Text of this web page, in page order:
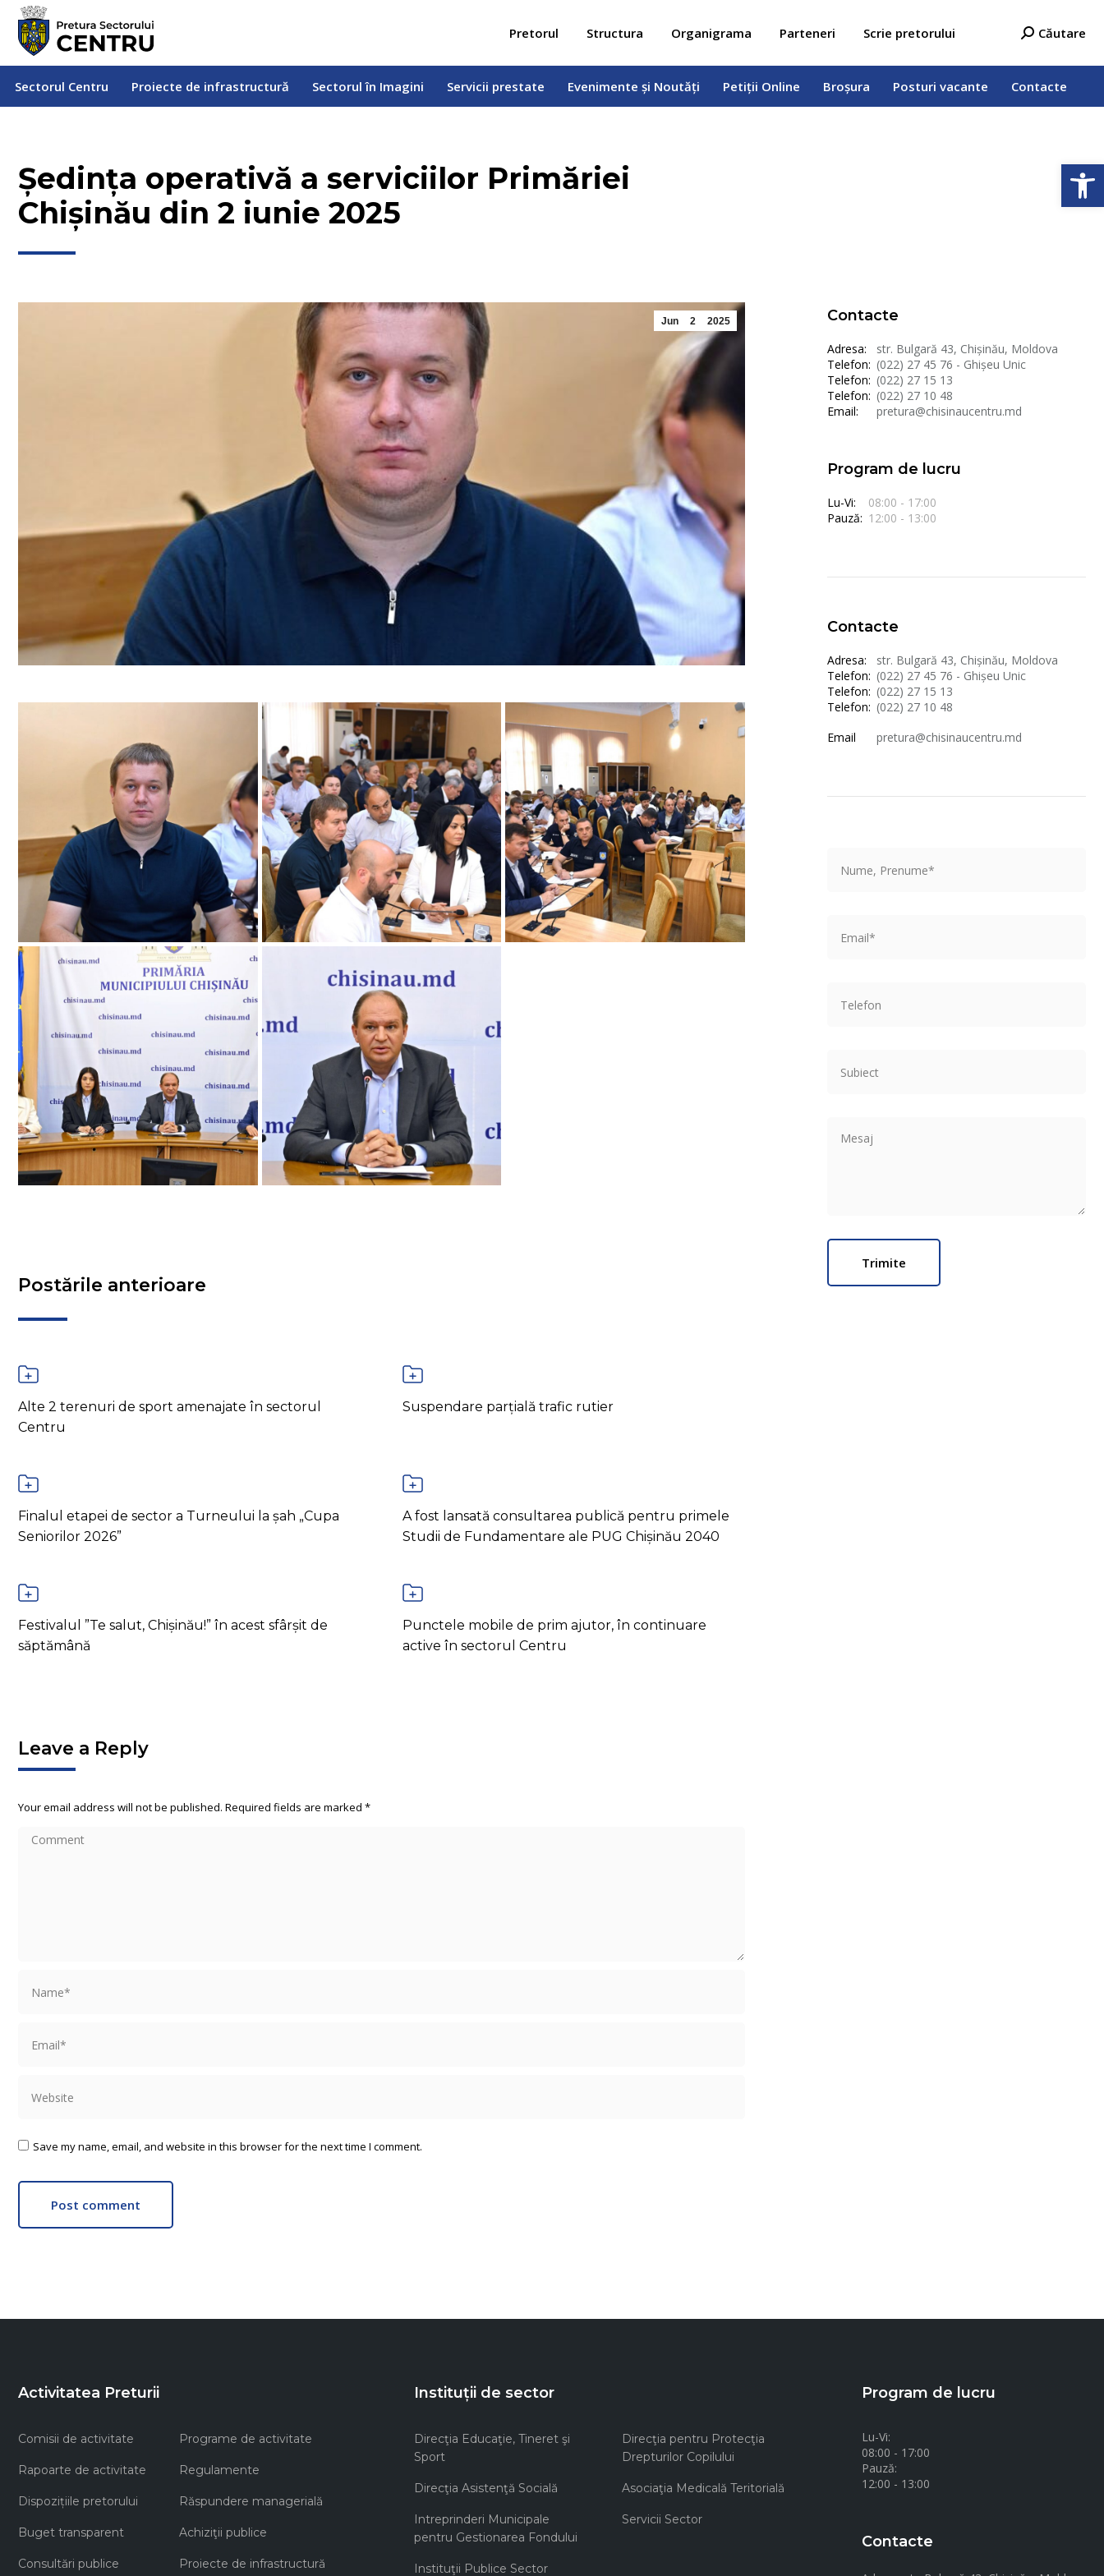
Pretorul Structura Organigrama Parteneri Scrie pretorului Search:
Căutare
Sectorul Centru Proiecte de infrastructură Sectorul în Imagini Servicii prestate Evenimente și Noutăți Petiții Online Broșura Posturi vacante Contacte
Ședința operativă a serviciilor Primăriei
Chișinău din 2 iunie 2025
Jun 2 2025
Postările anterioare
Alte 2 terenuri de sport amenajate în sectorul
Centru
Suspendare parțială trafic rutier
Finalul etapei de sector a Turneului la șah „Cupa
Seniorilor 2026”
A fost lansată consultarea publică pentru primele
Studii de Fundamentare ale PUG Chișinău 2040
Festivalul ”Te salut, Chișinău!” în acest sfârșit de
săptămână
Punctele mobile de prim ajutor, în continuare
active în sectorul Centru
Leave a Reply
Your email address will not be published. Required fields are marked *
Comment
Save my name, email, and website in this browser for the next time I comment.
Post comment
Contacte
Adresa:
str. Bulgară 43, Chișinău, Moldova
Telefon: (022) 27 45 76 - Ghișeu Unic
Telefon: (022) 27 15 13
Telefon: (022) 27 10 48
Email:
pretura@chisinaucentru.md
Program de lucru
Lu-Vi:
08:00 - 17:00
Pauză: 12:00 - 13:00
Contacte
Adresa:
str. Bulgară 43, Chișinău, Moldova
Telefon: (022) 27 45 76 - Ghișeu Unic
Telefon: (022) 27 15 13
Telefon: (022) 27 10 48
Email
pretura@chisinaucentru.md
Activitatea Preturii
Comisii de activitate Programe de activitate
Rapoarte de activitate Regulamente
Dispozițiile pretorului Răspundere managerială
Buget transparent Achiziţii publice
Consultări publice Proiecte de infrastructură
Instituții de sector
Direcţia Educaţie, Tineret şi
Sport
Direcţia pentru Protecţia
Drepturilor Copilului
Direcţia Asistenţă Socială Asociaţia Medicală Teritorială
Intreprinderi Municipale
pentru Gestionarea Fondului
Servicii Sector
Instituţii Publice Sector
Program de lucru
Lu-Vi:
08:00 - 17:00
Pauză:
12:00 - 13:00
Contacte
Sectorul Centru Proiecte de infrastructură Servicii prestate Evenimente și Noutăți Petiții Online Broșura Posturi vacante Contacte